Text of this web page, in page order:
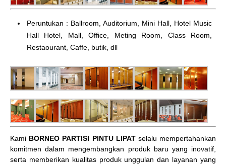
Peruntukan : Ballroom, Auditorium, Mini Hall, Hotel Music
Hall Hotel, Mall, Office, Meting Room, Class Room,
Restaourant, Caffe, butik, dll
Kami BORNEO PARTISI PINTU LIPATselalu mempertahankan
komitmen dalam mengembangkan produk baru yang inovatif,
serta memberikan kualitas produk unggulan dan layanan yang